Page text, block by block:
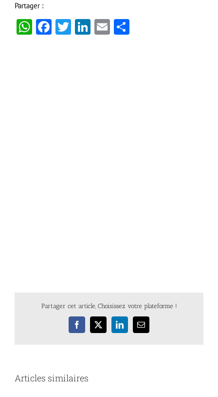
Partager :
WhatsApp
Facebook
Twitter
LinkedIn
Email
Partager cet article, Choisissez votre plateforme !
Facebook
X LinkedInEmail
Articles similaires